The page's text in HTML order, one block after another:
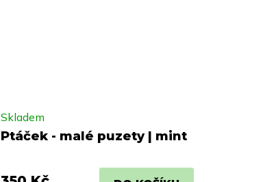
Ptáček - malé puzety | mint
Skladem